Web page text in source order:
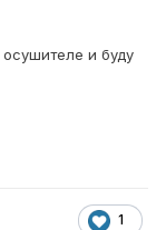
и буду
1